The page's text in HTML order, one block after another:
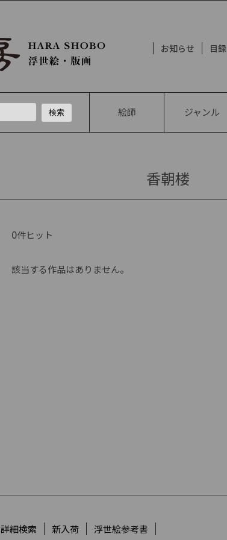
お知らせ 目録
絵師 ジャンル
香朝楼
0件ヒット
該当する作品はありません。
詳細検索 新入荷 浮世絵参考書